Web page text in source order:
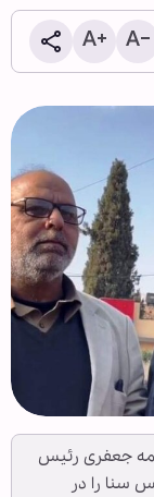
جعفری رئیس
را در